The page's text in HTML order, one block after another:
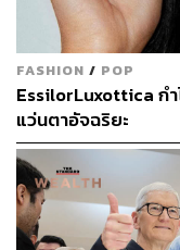
สามารถเปลี่ยนการ
พวกเขาใช้ Apple
ถึงอย่างนั้น Apple
งานบางคนบ่นเกี่ยวกั
ไม่สะดวกของ Apple
ต้นบน iOS อย่างไรก็
ความคืบหน้าอย่างมา
iPhone
FASHION / POP
EssilorLuxottica กำ
แว่นตาอัจฉริยะ